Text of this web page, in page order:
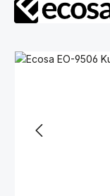
Bildergalerie